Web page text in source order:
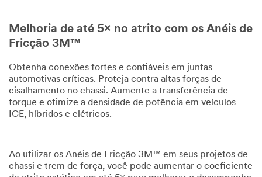
Melhoria de até 5× no atrito com os Anéis de
Fricção 3M™
Obtenha conexões fortes e confiáveis em juntas
automotivas críticas. Proteja contra altas forças de
cisalhamento no chassi. Aumente a transferência de
torque e otimize a densidade de potência em veículos
ICE, híbridos e elétricos.
Ao utilizar os Anéis de Fricção 3M™ em seus projetos de
chassi e trem de força, você pode aumentar o coeficiente